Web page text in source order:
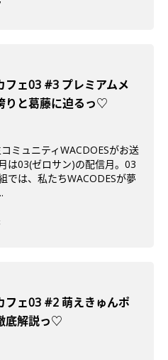
フェ03 #3 プレミアムメ
りと葛藤に迫るっ♡
ミュニティWACDOESがお送
は03(ゼロサン)の配信月。03
では、私たちWACODESが夢
フェ03 #2 萌えきゅんポ
底解説っ♡